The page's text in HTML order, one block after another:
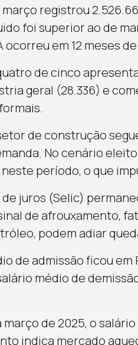
registrou
foi superior ao de
ocorreu em 12 meses
de cinco
geral (28.336) e
de construção
No cenário
período, o que
de juros (Selic)
de afrouxamento,
podem adiar
de admissão ficou em
médio de
de 2025, o
indica mercado